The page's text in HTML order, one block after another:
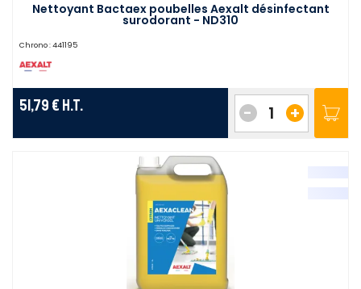
Nettoyant Bactaex poubelles Aexalt désinfectant
surodorant - ND310
Chrono : 441195
51,79 € H.T. +
-